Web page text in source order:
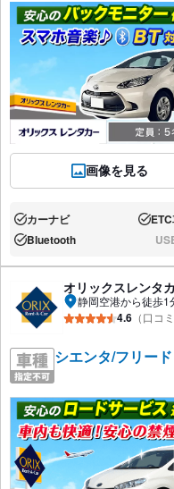
画像を見る
あり:カーナビ あり:
あり:Bluetooth なし:
オリックスレンタ
静岡空港から徒歩1
4.6 （口コ
シエンタ/フリー